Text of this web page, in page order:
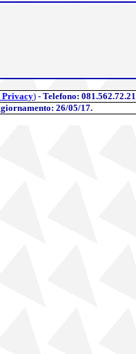
) - Telefono: 081.562.72.21
26/05/17.